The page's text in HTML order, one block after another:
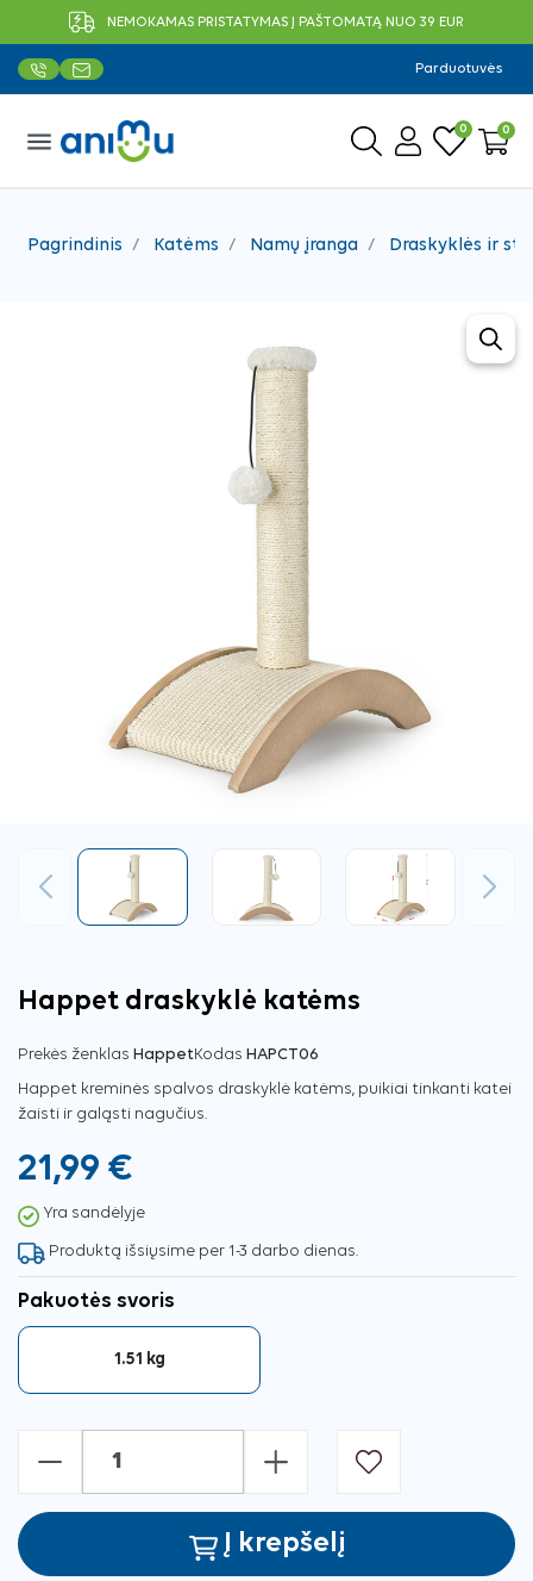
NEMOKAMAS PRISTATYMAS Į PAŠTOMATĄ NUO 39 EUR
Parduotuvės
menu 0 0
Pagrindinis Katėms Namų įranga Draskyklės ir
Ankstesnis Tęsti
Happet draskyklė katėms
Prekės ženklas HappetKodas HAPCT06
Happet kreminės spalvos draskyklė katėms, puikiai tinkanti katei
žaisti ir galąsti nagučius.
21,99 €
Yra sandėlyje
Produktą išsiųsime per 1-3 darbo dienas.
Pakuotės svoris
1.51 kg
- +
Į krepšelį